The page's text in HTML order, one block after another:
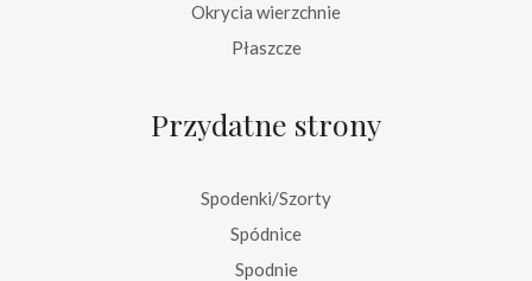
Okrycia wierzchnie
Płaszcze
Przydatne strony
Spodenki/Szorty
Spódnice
Spodnie